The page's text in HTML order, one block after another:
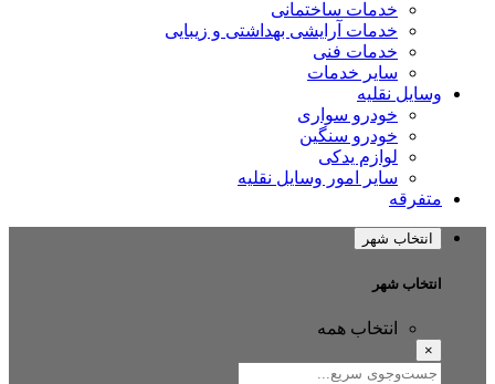
خدمات ساختمانی
خدمات آرایشی بهداشتی و زیبایی
خدمات فنی
سایر خدمات
نقلیه
خودرو سواری
خودرو سنگین
لوازم یدکی
سایر امور وسایل نقلیه
شهر
شهر
انتخاب همه